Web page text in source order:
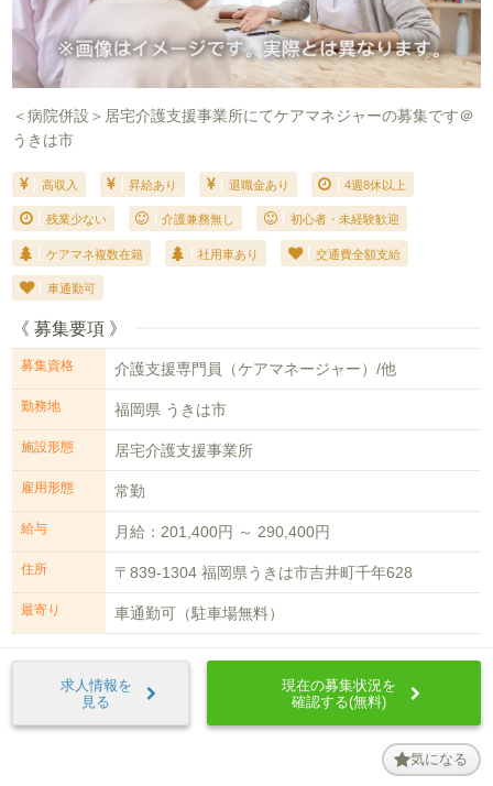
＜病院併設＞居宅介護支援事業所にてケアマネジャーの募集です＠
うきは市
高収入 昇給あり 退職金あり 4週8休以上
残業少ない 介護兼務無し 初心者・未経験歓迎
ケアマネ複数在籍 社用車あり 交通費全額支給
車通勤可
《 募集要項 》
募集資格 介護支援専門員（ケアマネージャー）/他
勤務地 福岡県 うきは市
施設形態 居宅介護支援事業所
雇用形態 常勤
給与 月給：201,400円 ～ 290,400円
住所 〒839-1304 福岡県うきは市吉井町千年628
最寄り 車通勤可（駐車場無料）
求人情報を
見る
現在の募集状況を
確認する(無料)
気になる